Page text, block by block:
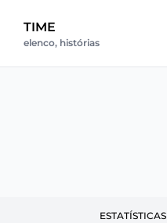
TIME
elenco, histórias
ESTATÍSTICAS